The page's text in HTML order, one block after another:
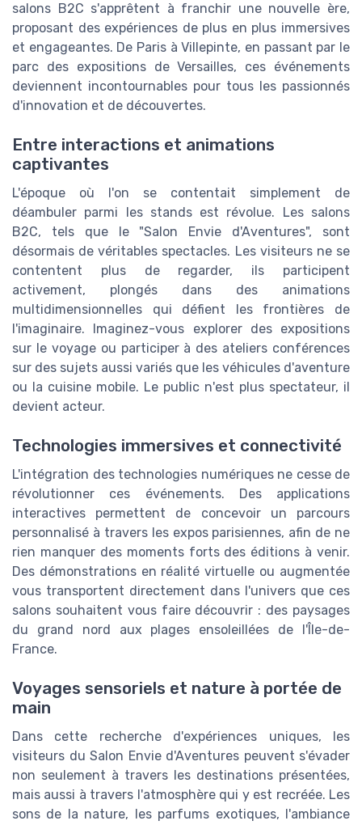
salons B2C s'apprêtent à franchir une nouvelle ère,
proposant des expériences de plus en plus immersives
et engageantes. De Paris à Villepinte, en passant par le
parc des expositions de Versailles, ces événements
deviennent incontournables pour tous les passionnés
d'innovation et de découvertes.
Entre interactions et animations
captivantes
L'époque où l'on se contentait simplement de
déambuler parmi les stands est révolue. Les salons
B2C, tels que le "Salon Envie d'Aventures", sont
désormais de véritables spectacles. Les visiteurs ne se
contentent plus de regarder, ils participent
activement, plongés dans des animations
multidimensionnelles qui défient les frontières de
l'imaginaire. Imaginez-vous explorer des expositions
sur le voyage ou participer à des ateliers conférences
sur des sujets aussi variés que les véhicules d'aventure
ou la cuisine mobile. Le public n'est plus spectateur, il
devient acteur.
Technologies immersives et connectivité
L'intégration des technologies numériques ne cesse de
révolutionner ces événements. Des applications
interactives permettent de concevoir un parcours
personnalisé à travers les expos parisiennes, afin de ne
rien manquer des moments forts des éditions à venir.
Des démonstrations en réalité virtuelle ou augmentée
vous transportent directement dans l'univers que ces
salons souhaitent vous faire découvrir : des paysages
du grand nord aux plages ensoleillées de l'Île-de-
France.
Voyages sensoriels et nature à portée de
main
Dans cette recherche d'expériences uniques, les
visiteurs du Salon Envie d'Aventures peuvent s'évader
non seulement à travers les destinations présentées,
mais aussi à travers l'atmosphère qui y est recréée. Les
sons de la nature, les parfums exotiques, l'ambiance